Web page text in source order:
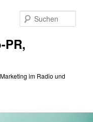
PR,
im Radio und